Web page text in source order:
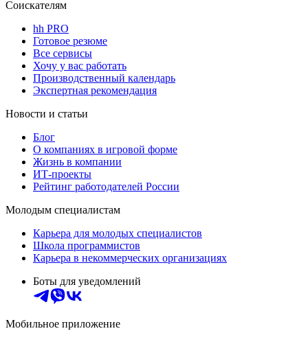
Соискателям
hh PRO
Готовое резюме
Все сервисы
Хочу у вас работать
Производственный календарь
Экспертная рекомендация
Новости и статьи
Блог
О компаниях в игровой форме
Жизнь в компании
ИТ-проекты
Рейтинг работодателей России
Молодым специалистам
Карьера для молодых специалистов
Школа программистов
Карьера в некоммерческих организациях
Боты для уведомлений
Мобильное приложение